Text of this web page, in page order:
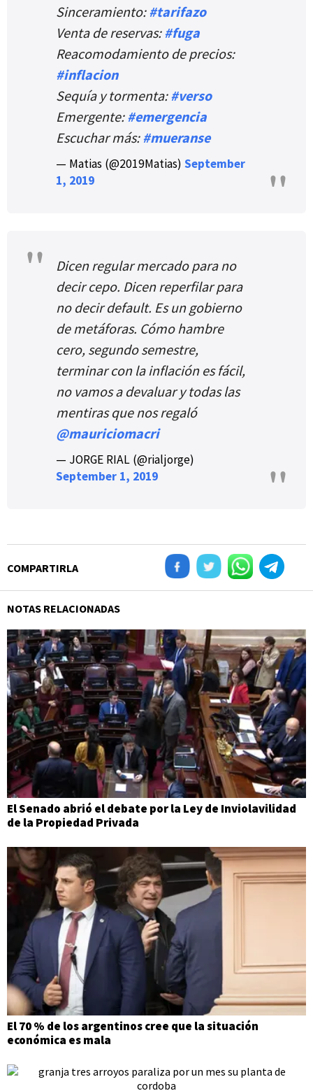
Sinceramiento:#tarifazo
Venta de reservas:#fuga
Reacomodamiento de precios:
#inflacion
Sequía y tormenta:#verso
Emergente:#emergencia
Escuchar más:#mueranse
— Matias (@2019Matias) September
1, 2019
Dicen regular mercado para no
decir cepo. Dicen reperfilar para
no decir default. Es un gobierno
de metáforas. Cómo hambre
cero, segundo semestre,
terminar con la inflación es fácil,
no vamos a devaluar y todas las
mentiras que nos regaló
@mauriciomacri
— JORGE RIAL (@rialjorge)
September 1, 2019
COMPARTIRLA
NOTAS RELACIONADAS
El Senado abrió el debate por la Ley de Inviolavilidad
de la Propiedad Privada
El 70 % de los argentinos cree que la situación
económica es mala